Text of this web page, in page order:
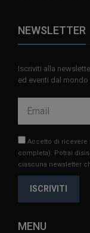
NEWSLETTER
Iscriviti alla
ed eventi dal mondo
Accetto di ricevere
completa). Potrai
ciascuna newsletter
ISCRIVITI
MENU